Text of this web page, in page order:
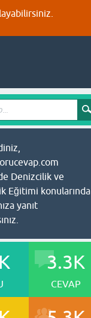
Denizcilik ve
Eğitimi konularında
yanıt
3.3K
CEVAP